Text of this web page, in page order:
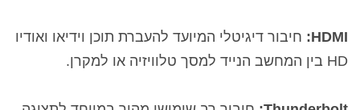
HDMI
: חיבור דיגיטלי המיועד להעברת תוכן וידיאו ואודיו
HD בין המחשב הנייד למסך טלוויזיה או למקרן.